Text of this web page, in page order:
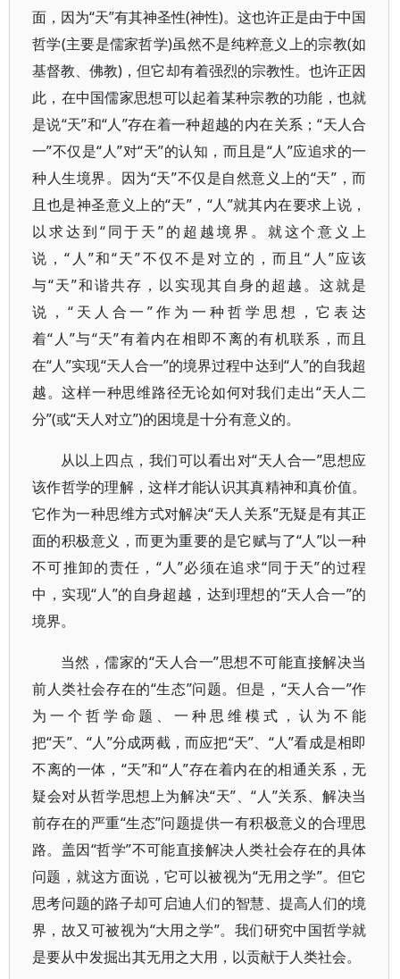
面，因为“天”有其神圣性(神性)。这也许正是由于中国
哲学(主要是儒家哲学)虽然不是纯粹意义上的宗教(如
基督教、佛教)，但它却有着强烈的宗教性。也许正因
此，在中国儒家思想可以起着某种宗教的功能，也就
是说“天”和“人”存在着一种超越的内在关系；“天人合
一”不仅是“人”对“天”的认知，而且是“人”应追求的一
种人生境界。因为“天”不仅是自然意义上的“天”，而
且也是神圣意义上的“天”，“人”就其内在要求上说，
以求达到“同于天”的超越境界。就这个意义上
说，“人”和“天”不仅不是对立的，而且“人”应该
与“天”和谐共存，以实现其自身的超越。这就是
说，“天人合一”作为一种哲学思想，它表达
着“人”与“天”有着内在相即不离的有机联系，而且
在“人”实现“天人合一”的境界过程中达到“人”的自我超
越。这样一种思维路径无论如何对我们走出“天人二
分”(或“天人对立”)的困境是十分有意义的。
从以上四点，我们可以看出对“天人合一”思想应
该作哲学的理解，这样才能认识其真精神和真价值。
它作为一种思维方式对解决“天人关系”无疑是有其正
面的积极意义，而更为重要的是它赋与了“人”以一种
不可推卸的责任，“人”必须在追求“同于天”的过程
中，实现“人”的自身超越，达到理想的“天人合一”的
境界。
当然，儒家的“天人合一”思想不可能直接解决当
前人类社会存在的“生态”问题。但是，“天人合一”作
为一个哲学命题、一种思维模式，认为不能
把“天”、“人”分成两截，而应把“天”、“人”看成是相即
不离的一体，“天”和“人”存在着内在的相通关系，无
疑会对从哲学思想上为解决“天”、“人”关系、解决当
前存在的严重“生态”问题提供一有积极意义的合理思
路。盖因“哲学”不可能直接解决人类社会存在的具体
问题，就这方面说，它可以被视为“无用之学”。但它
思考问题的路子却可启迪人们的智慧、提高人们的境
界，故又可被视为“大用之学”。我们研究中国哲学就
是要从中发掘出其无用之大用，以贡献于人类社会。